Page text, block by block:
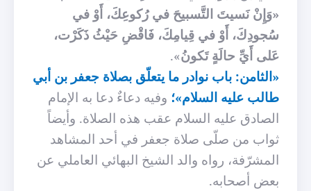
«وَإِنْ نَسيتَ التَّسبيحَ في رُكوعِكَ، أَوْ في
سُجودِكَ، أَوْ في قِيامِكَ، فَاقْضِ حَيْثُ ذَكَرْت،
عَلى أَيِّ حالَةٍ تَكونُ».
«الثامن: باب نوادر ما يتعلّق بصلاة جعفر بن أبي
طالب عليه السلام»؛ وفيه دعاءٌ دعا به الإمام
الصادق عليه السلام عقب هذه الصلاة. وأيضاً
ثواب من صلّى صلاة جعفر في أحد المشاهد
المشرّفة، رواه والد الشيخ البهائي العاملي عن
بعض أصحابه.